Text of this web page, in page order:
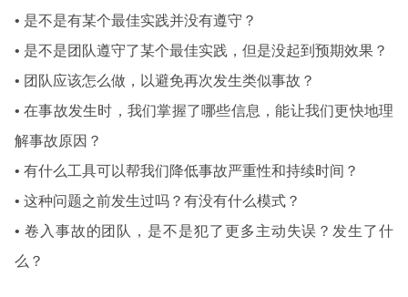
• 是不是有某个最佳实践并没有遵守？
• 是不是团队遵守了某个最佳实践，但是没起到预期效果？
• 团队应该怎么做，以避免再次发生类似事故？
• 在事故发生时，我们掌握了哪些信息，能让我们更快地理
解事故原因？
• 有什么工具可以帮我们降低事故严重性和持续时间？
• 这种问题之前发生过吗？有没有什么模式？
• 卷入事故的团队，是不是犯了更多主动失误？发生了什
么？